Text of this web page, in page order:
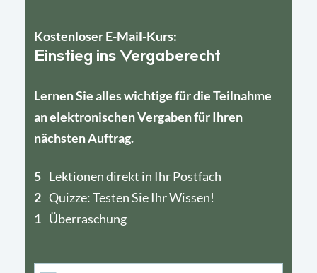
Kostenloser E-Mail-Kurs:
Einstieg ins Vergaberecht
Lernen Sie alles wichtige für die Teilnahme
an elektronischen Vergaben für Ihren
nächsten Auftrag.
5 Lektionen direkt in Ihr Postfach
2 Quizze: Testen Sie Ihr Wissen!
1 Überraschung
4
1